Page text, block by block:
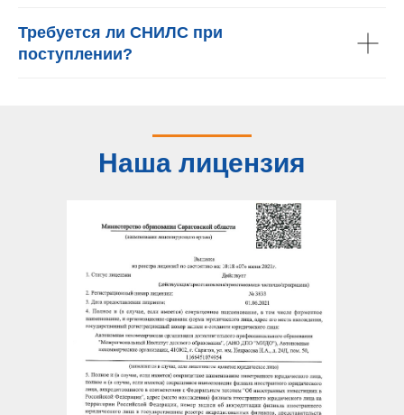
Требуется ли СНИЛС при
поступлении?
Наша лицензия